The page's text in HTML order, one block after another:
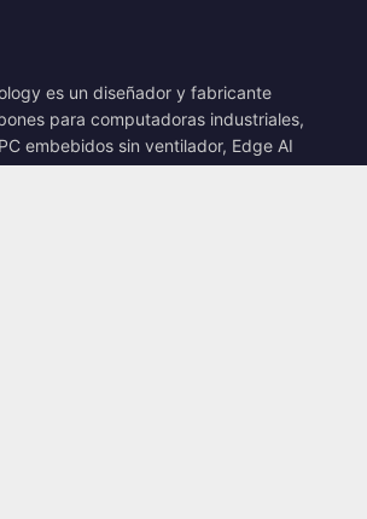
es un diseñador y fabricante
para computadoras industriales,
embebidos sin ventilador, Edge AI
informáticas robustas.